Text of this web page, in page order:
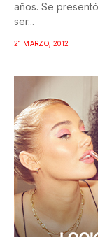
años. Se
ser...
21 MARZO, 2012